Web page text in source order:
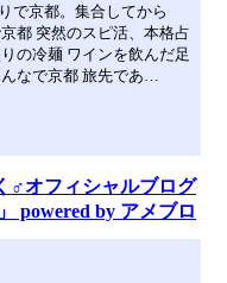
で京都。集合してから
都 突然のスピ活、本格占
の冷麺 ワインを飲んだ足
なで京都 旅先であ…
♂オフィシャルブログ
powered by アメブロ